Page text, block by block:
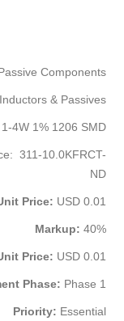
Components
& Passives
4W 1% 1206 SMD
311-10.0KFRCT-
ND
Price: USD 0.01
Markup: 40%
Price: USD 0.01
Phase: Phase 1
Priority: Essential